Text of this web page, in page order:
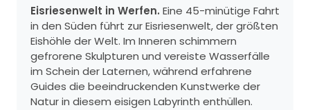
Eisriesenwelt in Werfen. Eine 45-minütige Fahrt
in den Süden führt zur Eisriesenwelt, der größten
Eishöhle der Welt. Im Inneren schimmern
gefrorene Skulpturen und vereiste Wasserfälle
im Schein der Laternen, während erfahrene
Guides die beeindruckenden Kunstwerke der
Natur in diesem eisigen Labyrinth enthüllen.